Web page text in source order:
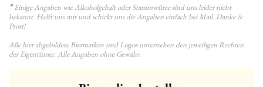
*Einige Angaben wie Alkoholgehalt oder Stammwürze sind uns leider nicht
bekannt. Helft uns mit und schickt uns die Angaben einfach bei Mail. Danke &
Prost!
Alle hier abgebildete Biermarken und Logos unterstehen den jeweiligen Rechten
der Eigentümer. Alle Angaben ohne Gewähr.